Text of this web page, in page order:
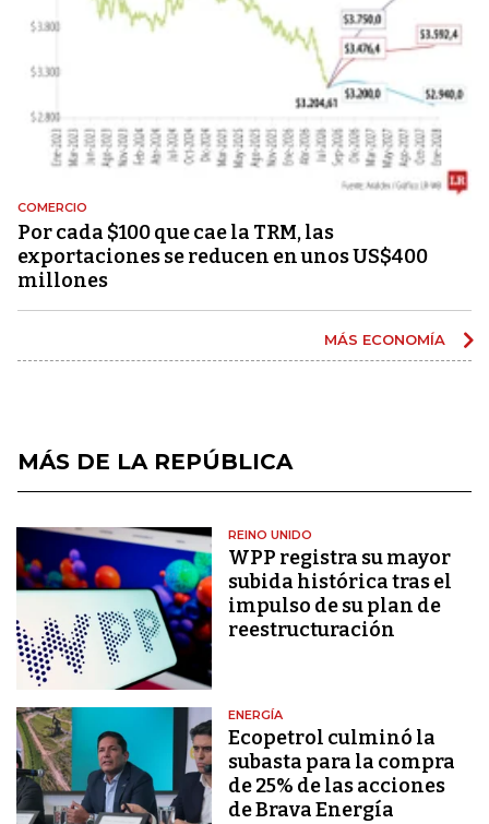
COMERCIO
Por cada $100 que cae la TRM, las
exportaciones se reducen en unos US$400
millones
MÁS ECONOMÍA
MÁS DE LA REPÚBLICA
REINO UNIDO
WPP registra su mayor
subida histórica tras el
impulso de su plan de
reestructuración
ENERGÍA
Ecopetrol culminó la
subasta para la compra
de 25% de las acciones
de Brava Energía